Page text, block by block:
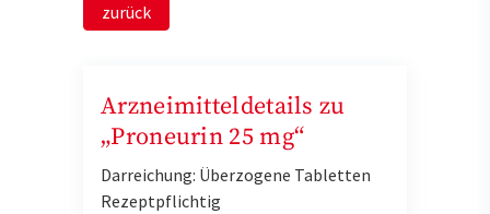
zurück
Arzneimitteldetails zu
„Proneurin 25 mg“
Darreichung: Überzogene Tabletten
Rezeptpflichtig